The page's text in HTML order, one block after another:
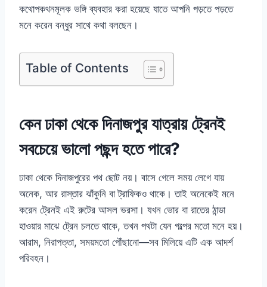
কথোপকথনমূলক ভঙ্গি ব্যবহার করা হয়েছে যাতে আপনি পড়তে পড়তে
মনে করেন বন্ধুর সাথে কথা বলছেন।
Table of Contents
কেন ঢাকা থেকে দিনাজপুর যাত্রায় ট্রেনই
সবচেয়ে ভালো পছন্দ হতে পারে?
ঢাকা থেকে দিনাজপুরের পথ ছোট নয়। বাসে গেলে সময় লেগে যায়
অনেক, আর রাস্তার ঝাঁকুনি বা ট্রাফিকও থাকে। তাই অনেকেই মনে
করেন ট্রেনই এই রুটের আসল ভরসা। যখন ভোর বা রাতের ঠান্ডা
হাওয়ার মাঝে ট্রেন চলতে থাকে, তখন পথটা যেন গল্পের মতো মনে হয়।
আরাম, নিরাপত্তা, সময়মতো পৌঁছানো—সব মিলিয়ে এটি এক আদর্শ
পরিবহন।